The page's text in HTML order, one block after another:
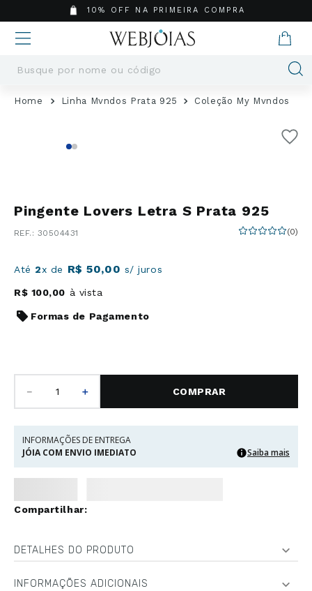
10% OFF NA PRIMEIRA COMPRA
Busque por nome ou código
Linha Mvndos Prata 925 Coleção My Mvndos
Pingente Lovers Letra S Prata 925
: 30504431 (0)
Até 2x de R$ 50,00 s/ juros
R$ 100,00 à vista
Formas de Pagamento
＋
－ COMPRAR
INFORMAÇÕES DE ENTREGA
JÓIA COM ENVIO IMEDIATO
Saiba mais
DETALHES DO PRODUTO
INFORMAÇÕES ADICIONAIS
Termos mais buscados
6º
Argola
7º
Casamento
9º
Pingente
10 º Corrente